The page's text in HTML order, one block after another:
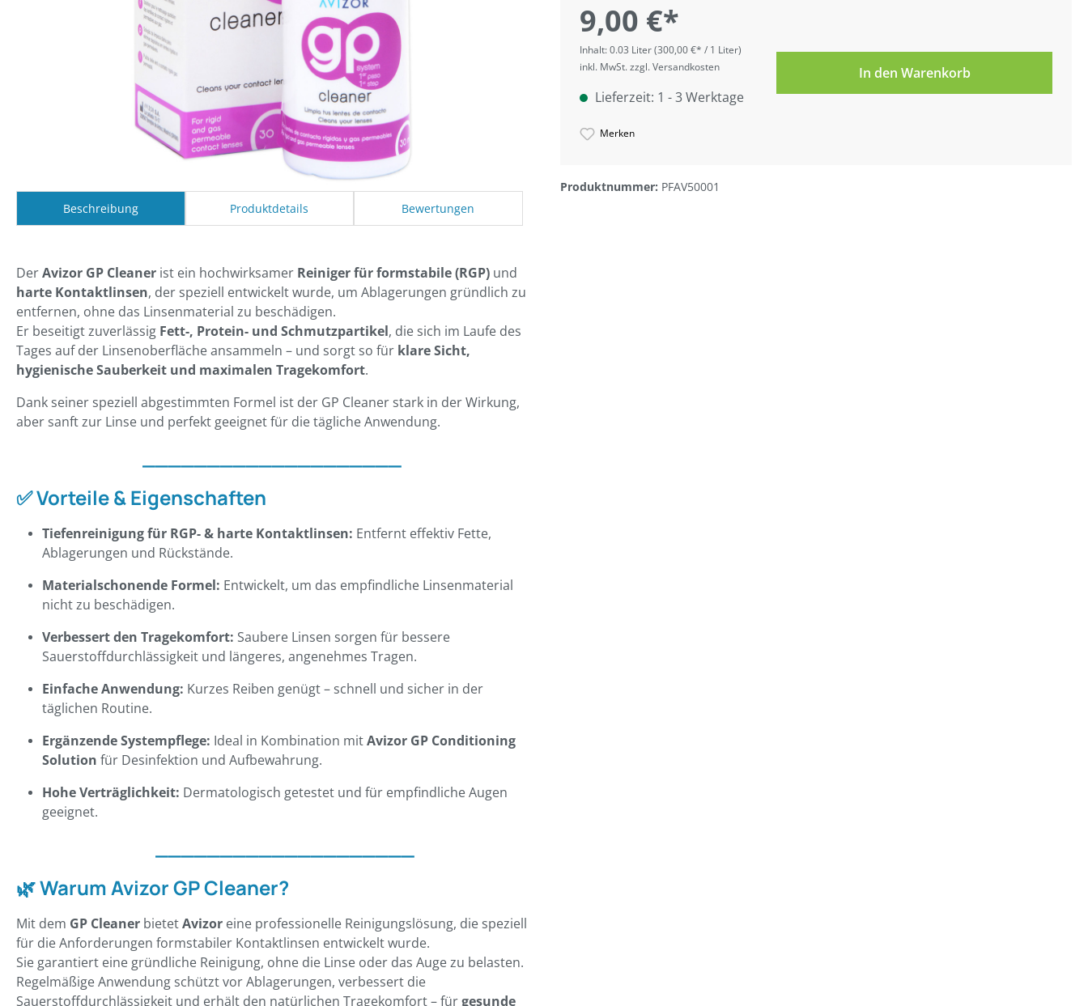
Beschreibung Produktdetails Bewertungen
DerAvizor GP Cleaner ist ein hochwirksamer Reiniger für formstabile (RGP) und
harte Kontaktlinsen, der speziell entwickelt wurde, um Ablagerungen gründlich zu
entfernen, ohne das Linsenmaterial zu beschädigen.
Er beseitigt zuverlässig Fett-, Protein- und Schmutzpartikel, die sich im Laufe des
Tages auf der Linsenoberfläche ansammeln – und sorgt so für klare Sicht,
hygienische Sauberkeit und maximalen Tragekomfort.
Dank seiner speziell abgestimmten Formel ist der GP Cleaner stark in der Wirkung,
aber sanft zur Linse und perfekt geeignet für die tägliche Anwendung.
✅Vorteile & Eigenschaften
Tiefenreinigung für RGP- & harte Kontaktlinsen: Entfernt effektiv Fette,
Ablagerungen und Rückstände.
Materialschonende Formel: Entwickelt, um das empfindliche Linsenmaterial
nicht zu beschädigen.
Verbessert den Tragekomfort: Saubere Linsen sorgen für bessere
Sauerstoffdurchlässigkeit und längeres, angenehmes Tragen.
Einfache Anwendung: Kurzes Reiben genügt – schnell und sicher in der
täglichen Routine.
Ergänzende Systempflege: Ideal in Kombination mitAvizor GP Conditioning
Solution für Desinfektion und Aufbewahrung.
Hohe Verträglichkeit: Dermatologisch getestet und für empfindliche Augen
geeignet.
🌿Warum Avizor GP Cleaner?
Mit dem GP Cleaner bietetAvizor eine professionelle Reinigungslösung, die speziell
für die Anforderungen formstabiler Kontaktlinsen entwickelt wurde.
Sie garantiert eine gründliche Reinigung, ohne die Linse oder das Auge zu belasten.
Regelmäßige Anwendung schützt vor Ablagerungen, verbessert die
Sauerstoffdurchlässigkeit und erhält den natürlichen Tragekomfort – fürgesunde
9,00 €*
Inhalt:0.03 Liter(300,00 €* / 1 Liter)
inkl. MwSt. zzgl. Versandkosten
Lieferzeit: 1 - 3 Werktage
Merken
In den Warenkorb
Produktnummer: PFAV50001